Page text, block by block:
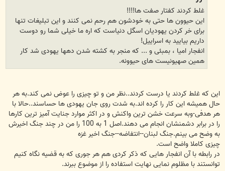
غلط کردند کفتار صفت ها!!!!
این حیوون ها حتی به خودشون هم رحم نمی کنند و این تبلیغات تنها
برای خر کردن یهودیان اسگل دنیاست که اره ما خیلی شما رو دوست
داریم بیایید به اسراییل!
انفجار امیا ، بمبئی و ... که منجر به کشته شدن دهها یهودی شد کار
همین صهیونیست های حیوونه.
این که غلط کردند یا درست کردند..نظر من و تو چیزی را عوض نمی کند.به هر
حال همیشه این کار را کرده اند.به شدت روی جان یهودی ها حساسند..حالا با
هر هدفی-وبه سرعت خشن ترین واکنش و در اکثر موارد جنایت آمیز ترین کارها
را در برابر دشمنشان انجام می دهند.اصل 1 به 100 را من در چند جنگ اخیرش
به وضح می بینم.جنگ لبنان--انتفاضه--جنگ اخیر غزه
چیزی کاملا واضح است.
در رابطه با آن انفجار هایی که ذکر کردی هم هر جوری که به قضیه نگاه کنیم
توانستند با مظلوم نمایی نهایت استفاده را از موضوع ببرند.